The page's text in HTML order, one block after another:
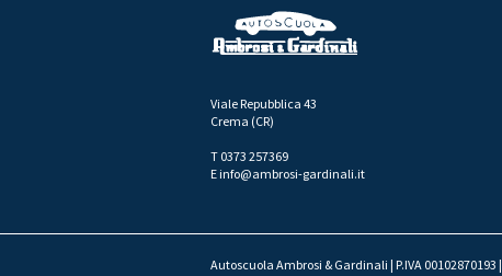
Viale Repubblica 43
Crema (CR)
T 0373 257369
E info@ambrosi-gardinali.it
Autoscuola Ambrosi & Gardinali | P.IVA 00102870193 |